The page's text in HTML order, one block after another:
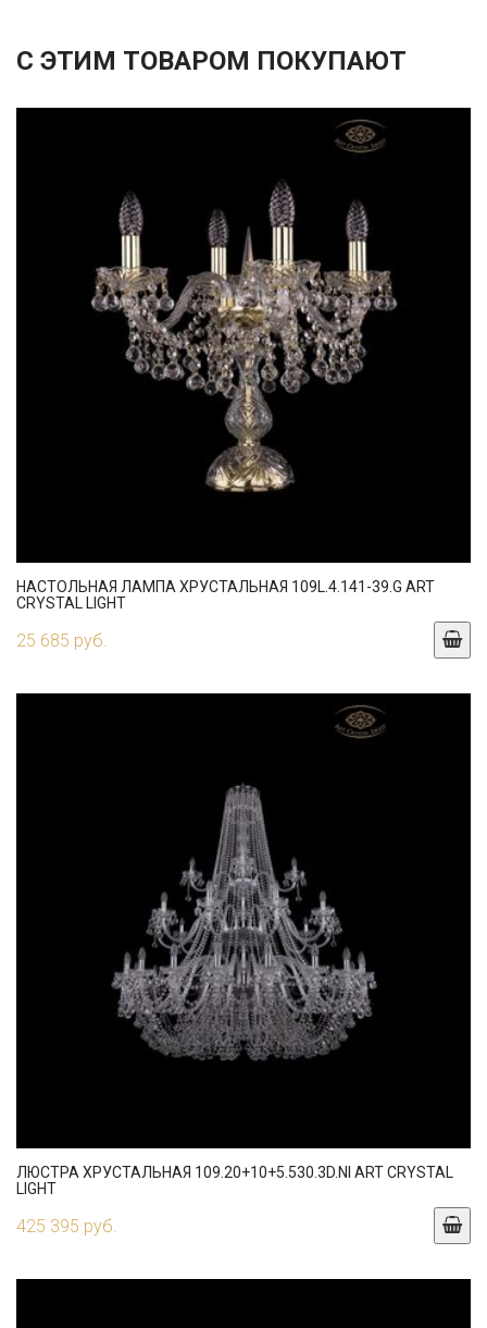
С ЭТИМ ТОВАРОМ ПОКУПАЮТ
НАСТОЛЬНАЯ ЛАМПА ХРУСТАЛЬНАЯ 109L.4.141-39.G ART
CRYSTAL LIGHT
25 685 руб.
ЛЮСТРА ХРУСТАЛЬНАЯ 109.20+10+5.530.3D.NI ART CRYSTAL
LIGHT
425 395 руб.